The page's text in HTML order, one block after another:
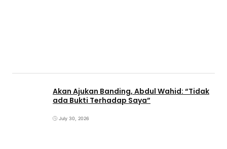
Akan Ajukan Banding, Abdul Wahid: “Tidak
ada Bukti Terhadap Saya”
July 30, 2026